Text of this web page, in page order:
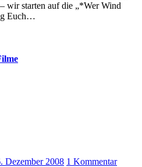
wir starten auf die „*Wer Wind
Euch…
Dezember 2008 1 Kommentar